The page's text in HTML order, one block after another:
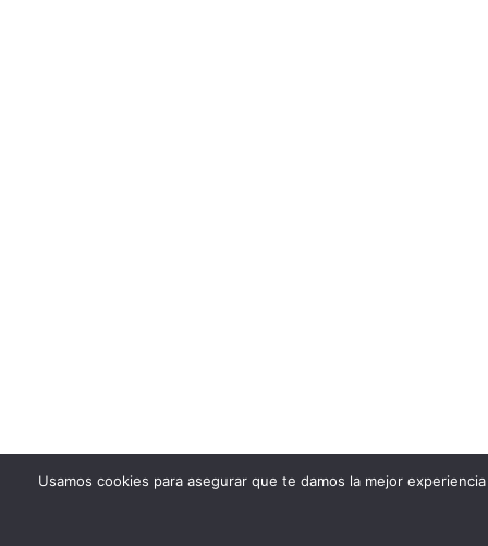
Usamos cookies para asegurar que te damos la mejor